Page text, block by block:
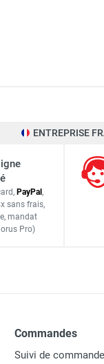
ENTREPRISE
PayPal,
sans frais,
, mandat
Pro)
Commandes
Suivi de commande